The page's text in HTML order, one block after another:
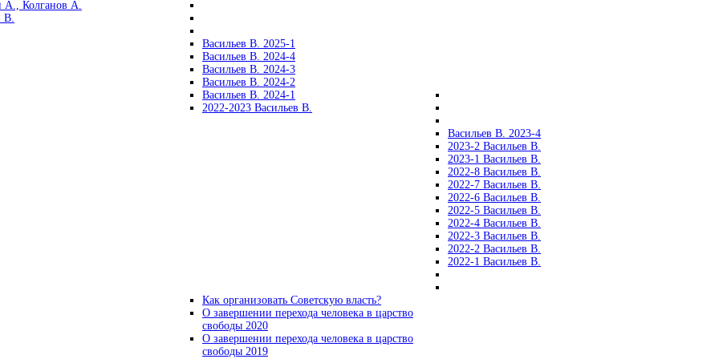
А., Колганов А.
В.
Васильев В. 2025-1
Васильев В. 2024-4
Васильев В. 2024-3
Васильев В. 2024-2
Васильев В. 2024-1
2022-2023 Васильев В.
Васильев В. 2023-4
2023-2 Васильев В.
2023-1 Васильев В.
2022-8 Васильев В.
2022-7 Васильев В.
2022-6 Васильев В.
2022-5 Васильев В.
2022-4 Васильев В.
2022-3 Васильев В.
2022-2 Васильев В.
2022-1 Васильев В.
Как организовать Советскую власть?
О завершении перехода человека в царство
свободы 2020
О завершении перехода человека в царство
свободы 2019